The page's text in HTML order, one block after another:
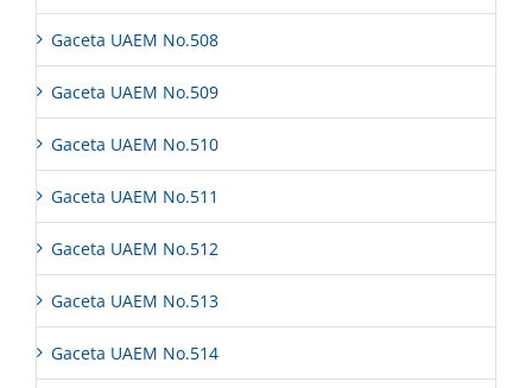
Gaceta UAEM No.508
Gaceta UAEM No.509
Gaceta UAEM No.510
Gaceta UAEM No.511
Gaceta UAEM No.512
Gaceta UAEM No.513
Gaceta UAEM No.514